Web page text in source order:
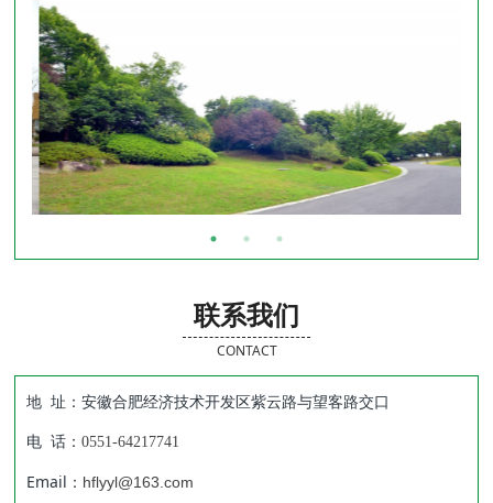
联系我们
CONTACT
地 址：安徽合肥经济技术开发区紫云路与望客路交口
电 话：0551-64217741
Email： hflyyl@163.com